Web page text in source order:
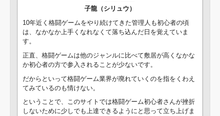
子龍（シリュウ）
10年近く格闘ゲームをやり続けてきた管理人も初心者の頃
は、なかなか上手くなれなくて落ち込んだ日を覚えていま
す。
正直、格闘ゲームは他のジャンルに比べて敷居が高くなかな
か初心者の方で参入されることが少ないです。
だからといって格闘ゲーム業界が廃れていくのを指をくわえ
てみているのも情けない。
ということで、このサイトでは格闘ゲーム初心者さんが挫折
しないために少しでも上達できるようにと思って立ち上げま